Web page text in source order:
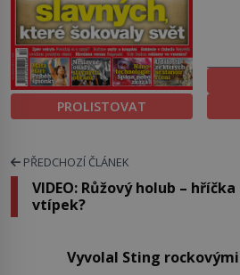
PROLISTOVAT
PŘEDCHOZÍ ČLÁNEK
VIDEO: Růžový holub –
vtípek?
Vyvolal Sting